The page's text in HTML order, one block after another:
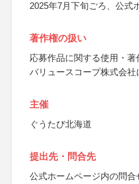
2025年7月下旬ごろ、公式
著作権の扱い
応募作品に関する使用・
バリュースコープ株式会社
主催
ぐうたび北海道
提出先・問合先
公式ホームページ内の問合